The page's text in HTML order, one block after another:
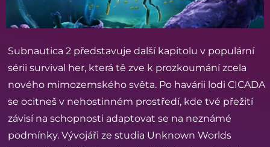
Subnautica 2 představuje další kapitolu v populární
sérii survival her, která tě zve k prozkoumání zcela
nového mimozemského světa. Po havárii lodi CICADA
se ocitneš v nehostinném prostředí, kde tvé přežití
závisí na schopnosti adaptovat se na neznámé
podmínky. Vývojáři ze studia Unknown Worlds